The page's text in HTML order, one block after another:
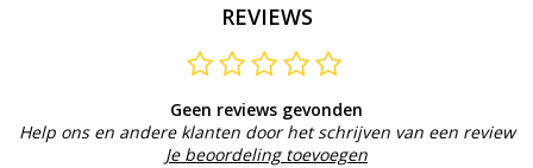
REVIEWS
Geen reviews gevonden
Help ons en andere klanten door het schrijven van een review
Je beoordeling toevoegen